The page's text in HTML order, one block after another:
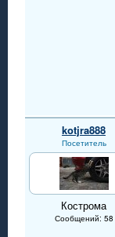
kotjra888
Посетитель
Кострома
Сообщений: 58